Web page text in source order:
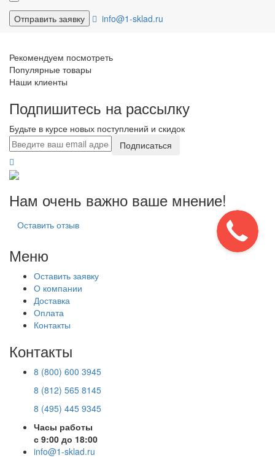
info@1-sklad.ru
Рекомендуем посмотреть
Популярные товары
Наши клиенты
Подпишитесь на рассылку
Будьте в курсе новых поступлений и скидок
Подписаться
Нам очень важно ваше мнение!
Оставить отзыв
Меню
Оставить заявку
О компании
Доставка
Оплата
Контакты
Контакты
8 (800) 600 3945
8 (812) 565 8145
8 (495) 445 9345
Часы работы
с 9:00 до 18:00
info@1-sklad.ru